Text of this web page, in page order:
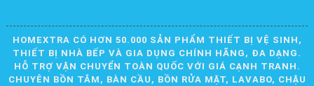
HOMEXTRA CÓ HƠN 50.000 SẢN PHẨM THIẾT BỊ VỆ SINH,
THIẾT BỊ NHÀ BẾP VÀ GIA DỤNG CHÍNH HÃNG, ĐA DẠNG.
HỖ TRỢ VẬN CHUYỂN TOÀN QUỐC VỚI GIÁ CẠNH TRANH.
CHUYÊN BỒN TẮM, BÀN CẦU, BỒN RỬA MẶT, LAVABO, CHẬU